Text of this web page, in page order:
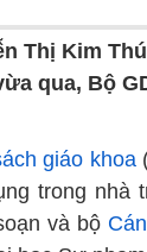
Thị Kim
qua, Bộ
giáo khoa
trong nhà
và bộ